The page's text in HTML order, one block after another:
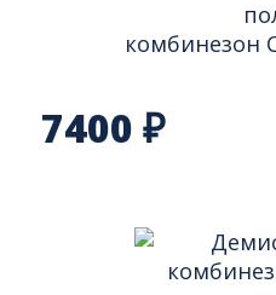
комбинезон
7400 ₽